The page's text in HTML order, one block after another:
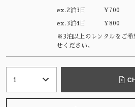
ex.2泊3日 ¥700
ex.3泊4日 ¥800
※3泊以上のレンタルをご希
せください。